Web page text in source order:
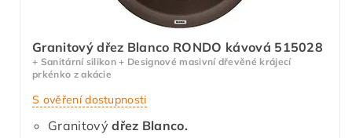
Granitový dřez Blanco RONDO kávová 515028
+ Sanitární silikon + Designové masivní dřevěné krájecí
prkénko z akácie
S ověření dostupnosti
Granitový dřez Blanco.